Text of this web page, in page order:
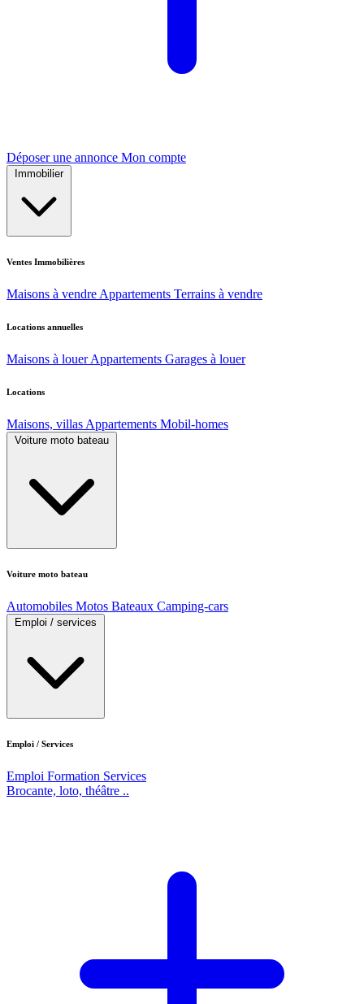
Déposer une annonce Mon compte
Immobilier
Ventes Immobilières
Maisons à vendre Appartements Terrains à vendre
Locations annuelles
Maisons à louer Appartements Garages à louer
Locations
Maisons, villas Appartements Mobil-homes
Voiture moto bateau
Voiture moto bateau
Automobiles Motos Bateaux Camping-cars
Emploi / services
Emploi / Services
Emploi Formation Services
Brocante, loto, théâtre ..